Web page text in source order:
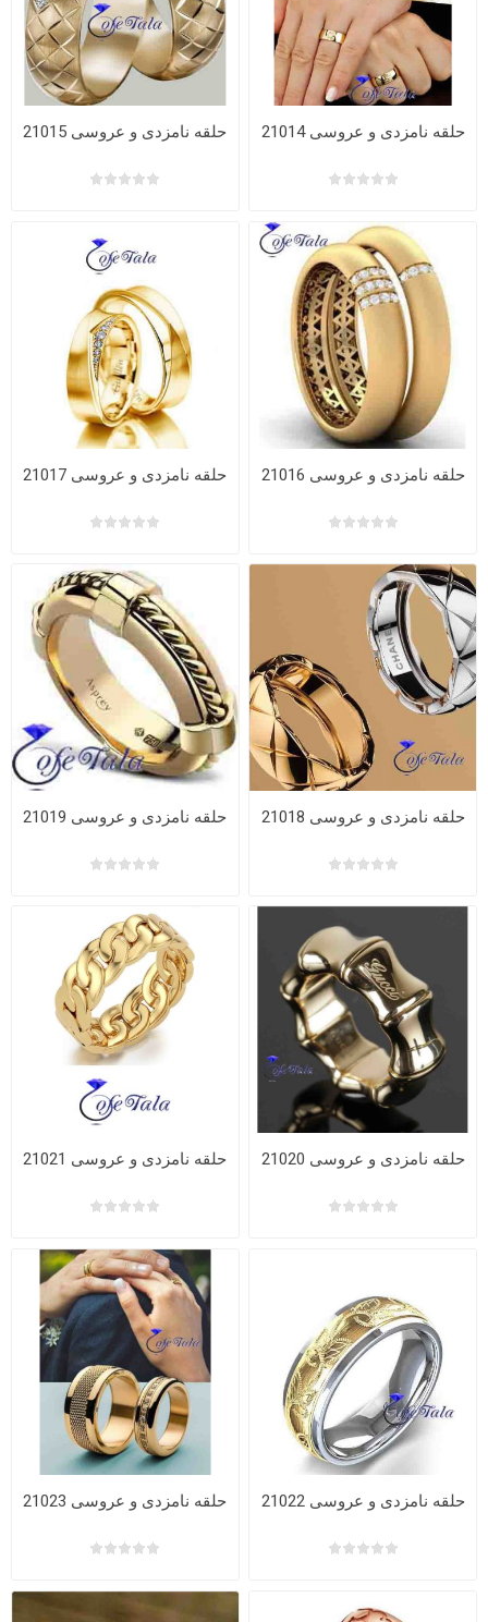
حلقه نامزدی و عروسی 21014 حلقه نامزدی و عروسی 21015
حلقه نامزدی و عروسی 21016 حلقه نامزدی و عروسی 21017
حلقه نامزدی و عروسی 21018 حلقه نامزدی و عروسی 21019
حلقه نامزدی و عروسی 21020 حلقه نامزدی و عروسی 21021
حلقه نامزدی و عروسی 21022 حلقه نامزدی و عروسی 21023